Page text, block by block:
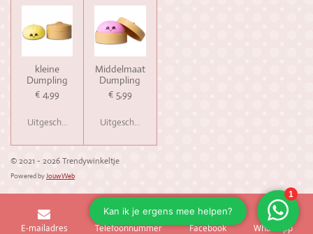
kleine
Dumpling
€ 4,99
Uitgeschakeld
Middelmaat
Dumpling
€ 5,99
Uitgeschakeld
© 2021 - 2026 Trendywinkeltje
Powered byJouwWeb
E-mailadres Telefoonnummer Facebook WhatsApp